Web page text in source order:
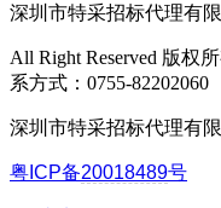
深圳市特采招标代理有
All Right Reserved 版权
系方式：0755-82202060
深圳市特采招标代理有
粤ICP备20018489号